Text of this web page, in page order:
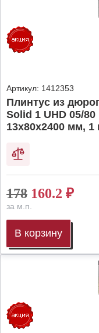
Артикул: 1412353
Плинтус из
Solid 1 UHD 05/
13х80х2400 мм, 1
178 160.2 ₽
за м.п.
В корзину